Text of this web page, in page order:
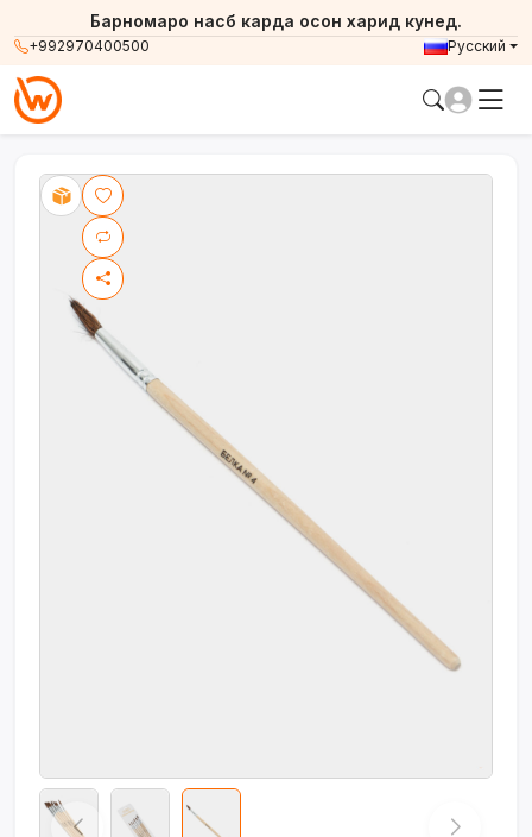
+992970400500
Барномаро насб карда осон харид кунед.
Русский